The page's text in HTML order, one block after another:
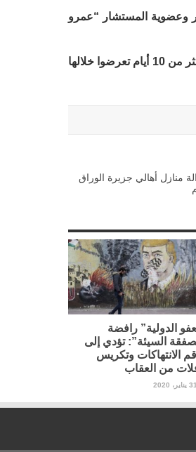
وعضوية المستشار “عمرو
يذكر أن كافة المعتقلين على ذمة القضية تعرضوا للإخفاء القسري لأكثر من 10 أيام تعرضوا خلالها
منازل أهالي جزيرة الوراق
الدولية” رافضة
السيئة”: تؤدي إلى
الانتهاكات وتكريس
من العقاب
31 يناير، 2020